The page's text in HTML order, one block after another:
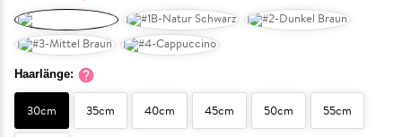
Haarlänge:
30cm 35cm 40cm 45cm 50cm 55cm